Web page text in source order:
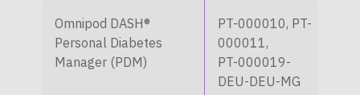
Omnipod DASH®
Personal Diabetes
Manager (PDM)
PT-000010, PT-
000011,
PT-000019-
DEU-DEU-MG